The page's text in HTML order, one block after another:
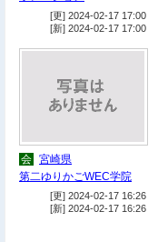
[更] 2024-02-17 17:00
[新] 2024-02-17 17:00
会 宮崎県
第二ゆりかごWEC学院
[更] 2024-02-17 16:26
[新] 2024-02-17 16:26